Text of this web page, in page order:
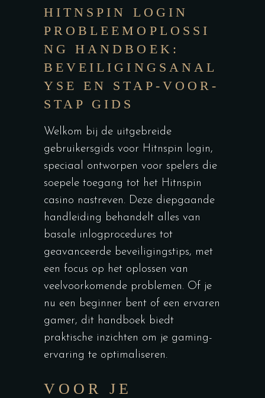
HITNSPIN LOGIN
PROBLEEMOPLOSSI
NG HANDBOEK:
BEVEILIGINGSANAL
YSE EN STAP-VOOR-
STAP GIDS
Welkom bij de uitgebreide
gebruikersgids voor Hitnspin login,
speciaal ontworpen voor spelers die
soepele toegang tot het Hitnspin
casino nastreven. Deze diepgaande
handleiding behandelt alles van
basale inlogprocedures tot
geavanceerde beveiligingstips, met
een focus op het oplossen van
veelvoorkomende problemen. Of je
nu een beginner bent of een ervaren
gamer, dit handboek biedt
praktische inzichten om je gaming-
ervaring te optimaliseren.
VOOR JE